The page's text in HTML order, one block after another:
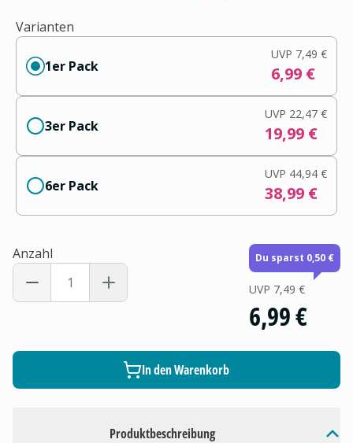
Produktbeschreibung
Varianten
1er Pack
UVP 7,49 €
6,99 €
3er Pack
UVP 22,47 €
19,99 €
6er Pack
UVP 44,94 €
38,99 €
Anzahl Du sparst 0,50 €
UVP 7,49 €
6,99 €
In den Warenkorb